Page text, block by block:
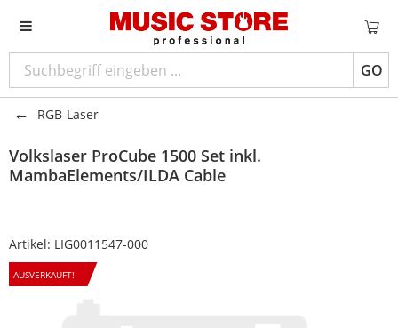
GO
RGB-Laser
Volkslaser ProCube 1500 Set inkl.
MambaElements/ILDA Cable
Artikel: LIG0011547-000
AUSVERKAUFT!